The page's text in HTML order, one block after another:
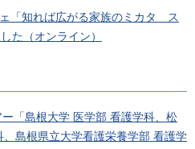
「知れば広がる家族のミカタ ス
た（オンライン）
「島根大学 医学部 看護学科、松
島根県立大学看護栄養学部 看護学